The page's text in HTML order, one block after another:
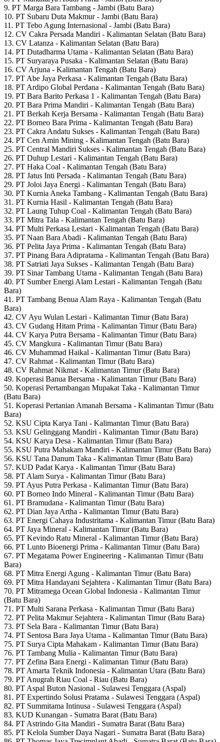
9. PT Marga Bara Tambang - Jambi (Batu Bara)
10. PT Subaru Duta Makmur - Jambi (Batu Bara)
11. PT Tebo Agung Internasional - Jambi (Batu Bara)
12. CV Cakra Persada Mandiri - Kalimantan Selatan (Batu Bara)
13. CV Latanza - Kalimantan Selatan (Batu Bara)
14. PT Dutadharma Utama - Kalimantan Selatan (Batu Bara)
15. PT Suryaraya Pusaka - Kalimantan Selatan (Batu Bara)
16. CV Arjuna - Kalimantan Tengah (Batu Bara)
17. PT Abe Jaya Perkasa - Kalimantan Tengah (Batu Bara)
18. PT Ardipo Global Perdana - Kalimantan Tengah (Batu Bara)
19. PT Bara Barito Perkasa 1 - Kalimantan Tengah (Batu Bara)
20. PT Bara Prima Mandiri - Kalimantan Tengah (Batu Bara)
21. PT Berkah Kerja Bersama - Kalimantan Tengah (Batu Bara)
22. PT Borneo Bara Prima - Kalimantan Tengah (Batu Bara)
23. PT Cakra Andatu Sukses - Kalimantan Tengah (Batu Bara)
24. PT Cen Amin Mining - Kalimantan Tengah (Batu Bara)
25. PT Central Mandiri Sukses - Kalimantan Tengah (Batu Bara)
26. PT Duhup Lestari - Kalimantan Tengah (Batu Bara)
27. PT Haka Coal - Kalimantan Tengah (Batu Bara)
28. PT Jatus Inti Persada - Kalimantan Tengah (Batu Bara)
29. PT Joloi Jaya Energi - Kalimantan Tengah (Batu Bara)
30. PT Kurnia Aneka Tambang - Kalimantan Tengah (Batu Bara)
31. PT Kurnia Hasil - Kalimantan Tengah (Batu Bara)
32. PT Laung Tuhup Coal - Kalimantan Tengah (Batu Bara)
33. PT Mitra Tala - Kalimantan Tengah (Batu Bara)
34. PT Multi Perkasa Lestari - Kalimantan Tengah (Batu Bara)
35. PT Naan Bara Abadi - Kalimantan Tengah (Batu Bara)
36. PT Pelita Jaya Prima - Kalimantan Tengah (Batu Bara)
37. PT Pinang Bara Adipratama - Kalimantan Tengah (Batu Bara)
38. PT Satriati Jaya Sukses - Kalimantan Tengah (Batu Bara)
39. PT Sinar Tambang Utama - Kalimantan Tengah (Batu Bara)
40. PT Sumber Energi Alam Lestari - Kalimantan Tengah (Batu
Bara)
41. PT Tambang Benua Alam Raya - Kalimantan Tengah (Batu
Bara)
42. CV Ayu Wulan Lestari - Kalimantan Timur (Batu Bara)
43. CV Gudang Hitam Prima - Kalimantan Timur (Batu Bara)
44. CV Karya Putra Bersama - Kalimantan Timur (Batu Bara)
45. CV Mangkura - Kalimantan Timur (Batu Bara)
46. CV Muhammad Haikal - Kalimantan Timur (Batu Bara)
47. CV Rahmat - Kalimantan Timur (Batu Bara)
48. CV Rahmat Nikmat - Kalimantan Timur (Batu Bara)
49. Koperasi Banua Bersama - Kalimantan Timur (Batu Bara)
50. Koperasi Pertambangan Mupakat Taka - Kalimantan Timur
(Batu Bara)
51. Koperasi Pertanian Amanah Bersama - Kalimantan Timur (Batu
Bara)
52. KSU Cipta Karya Tani - Kalimantan Timur (Batu Bara)
53. KSU Gelinggang Mandiri - Kalimantan Timur (Batu Bara)
54. KSU Karya Desa - Kalimantan Timur (Batu Bara)
55. KSU Putra Mahakam Mandiri - Kalimantan Timur (Batu Bara)
56. KSU Tana Danum Taka - Kalimantan Timur (Batu Bara)
57. KUD Padat Karya - Kalimantan Timur (Batu Bara)
58. PT Alam Surya - Kalimantan Timur (Batu Bara)
59. PT Ayus Putra Perkasa - Kalimantan Timur (Batu Bara)
60. PT Borneo Indo Mineral - Kalimantan Timur (Batu Bara)
61. PT Bramudana - Kalimantan Timur (Batu Bara)
62. PT Dian Jaya Artha - Kalimantan Timur (Batu Bara)
63. PT Energi Cahaya Industritama - Kalimantan Timur (Batu Bara)
64. PT Jaya Mineral - Kalimantan Timur (Batu Bara)
65. PT Kevindo Ratu Mineral - Kalimantan Timur (Batu Bara)
66. PT Lunto Bioenergi Prima - Kalimantan Timur (Batu Bara)
67. PT Megatama Power Engineering - Kalimantan Timur (Batu
Bara)
68. PT Mitra Energi Agung - Kalimantan Timur (Batu Bara)
69. PT Mitra Handayani Sejahtera - Kalimantan Timur (Batu Bara)
70. PT Mitramega Ocean Global Indonesia - Kalimantan Timur
(Batu Bara)
71. PT Multi Sarana Perkasa - Kalimantan Timur (Batu Bara)
72. PT Pelita Makmur Sejahtera - Kalimantan Timur (Batu Bara)
73. PT Sela Bara - Kalimantan Timur (Batu Bara)
74. PT Sentosa Bara Jaya Utama - Kalimantan Timur (Batu Bara)
75. PT Surya Cipta Mahakam - Kalimantan Timur (Batu Bara)
76. PT Tambang Mulia - Kalimantan Timur (Batu Bara)
77. PT Zefina Bara Energi - Kalimantan Timur (Batu Bara)
78. PT Amarta Teknik Indonesia - Kalimantan Utara (Batu Bara)
79. PT Anugrah Riau Coal - Riau (Batu Bara)
80. PT Aspal Buton Nasional - Sulawesi Tenggara (Aspal)
81. PT Expertindo Solusi Pratama - Sulawesi Tenggara (Aspal)
82. PT Summitama Intinusa - Sulawesi Tenggara (Aspal)
83. KUD Kunangan - Sumatra Barat (Batu Bara)
84. PT Astrindo Gita Mandiri - Sumatra Barat (Batu Bara)
85. PT Kelola Sumber Daya Nagari - Sumatra Barat (Batu Bara)